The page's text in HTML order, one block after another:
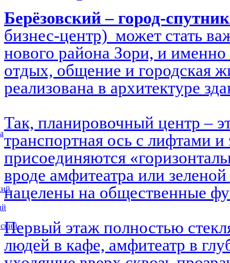
Берёзовский – город-
бизнес-центр) может стать
нового района Зори, и именно
отдых, общение и городская
реализована в архитектуре
Так, планировочный центр –
транспортная ось с лифтами и
присоединяются
вроде амфитеатра или
нацелены на общественные
Первый этаж полностью
людей в кафе, амфитеатр в